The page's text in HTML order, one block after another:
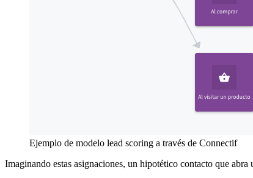
Ejemplo de modelo lead scoring a través de Connectif
Imaginando estas asignaciones, un hipotético contacto que